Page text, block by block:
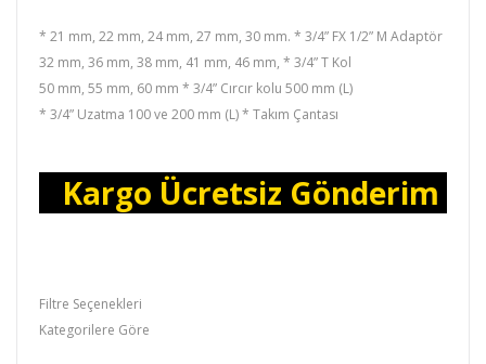
* 21 mm, 22 mm, 24 mm, 27 mm, 30 mm. * 3/4” FX 1/2” M Adaptör
32 mm, 36 mm, 38 mm, 41 mm, 46 mm, * 3/4” T Kol
50 mm, 55 mm, 60 mm * 3/4” Cırcır kolu 500 mm (L)
* 3/4” Uzatma 100 ve 200 mm (L) * Takım Çantası
Kargo Ücretsiz Gönderim
Filtre Seçenekleri
Kategorilere Göre